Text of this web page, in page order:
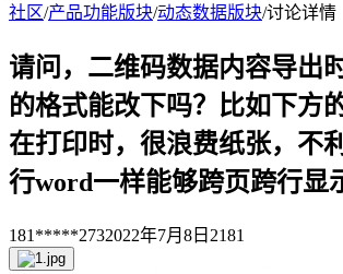
社区/产品功能版块/动态数据版块/讨论详情
请问，二维码数据内容导出
的格式能改下吗？比如下方
在打印时，很浪费纸张，不
行word一样能够跨页跨行显
181*****2732022年7月8日 2181